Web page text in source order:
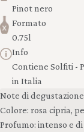
Pinot nero
Formato
0.75l
Info
Contiene Solfiti -
in Italia
Note di degustazione
Colore: rosa cipria,
Profumo: intenso e